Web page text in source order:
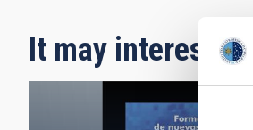
It may interest you